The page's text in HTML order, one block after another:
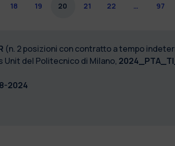
18 19 20 21 22 … 97
(n. 2 posizioni con contratto a tempo
Unit del Politecnico di Milano,
2024